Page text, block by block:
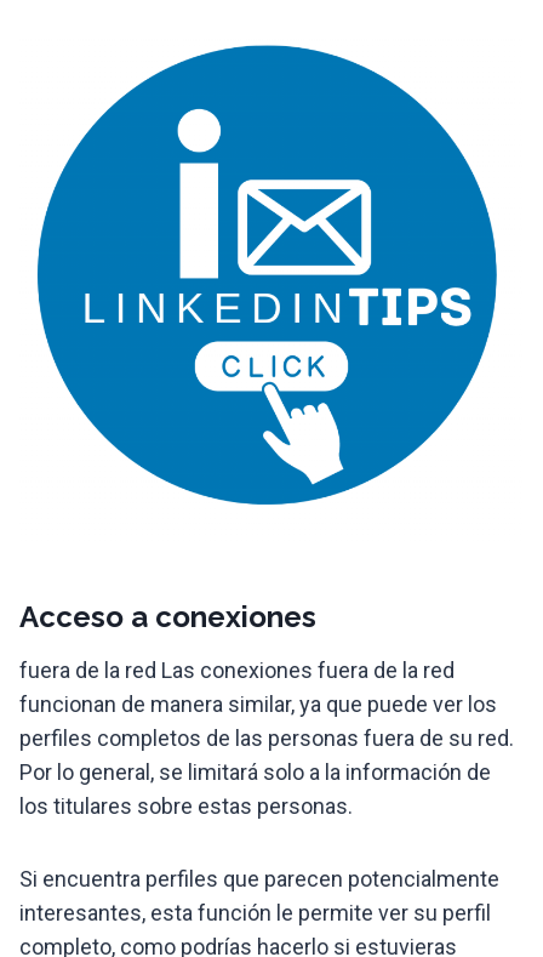
Acceso a conexiones
fuera de la red Las conexiones fuera de la red
funcionan de manera similar, ya que puede ver los
perfiles completos de las personas fuera de su red.
Por lo general, se limitará solo a la información de
los titulares sobre estas personas.
Si encuentra perfiles que parecen potencialmente
interesantes, esta función le permite ver su perfil
completo, como podrías hacerlo si estuvieras